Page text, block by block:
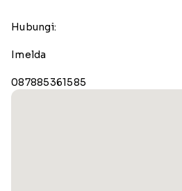
Hubungi:
Imelda
087885361585